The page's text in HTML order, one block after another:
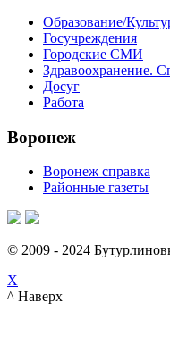
Образование/
Госучреждения
Городские СМИ
Здравоохранение.
Досуг
Работа
Воронеж
Воронеж справка
Районные газеты
© 2009 - 2024
X
^ Наверх